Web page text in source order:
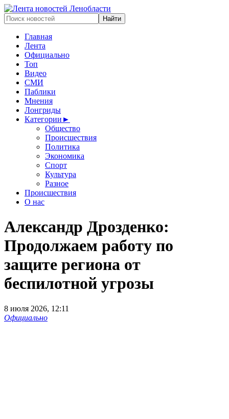
Главная
Лента
Официально
Топ
Видео
СМИ
Паблики
Мнения
Лонгриды
Категории ►
Общество
Происшествия
Политика
Экономика
Спорт
Культура
Разное
Происшествия
О нас
Александр Дрозденко:
Продолжаем работу по
защите региона от
беспилотной угрозы
8 июля 2026, 12:11
Официально